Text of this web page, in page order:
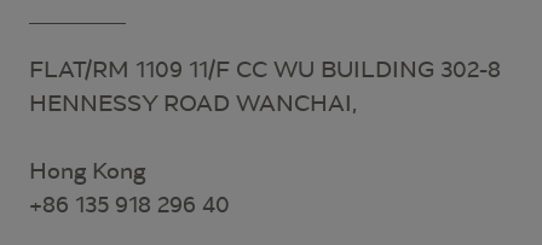
FLAT/RM 1109 11/F CC WU BUILDING 302-8
HENNESSY ROAD WANCHAI,
Hong Kong
+86 135 918 296 40